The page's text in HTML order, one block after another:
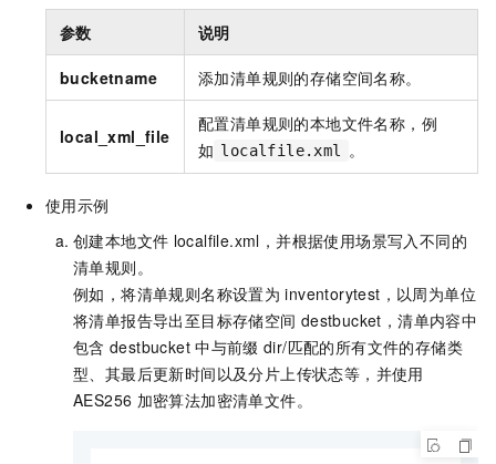
参数 说明
bucketname 添加清单规则的存储空间名称。
local_xml_file
配置清单规则的本地文件名称，例
如 localfile.xml 。
使用示例
创建本地文件 localfile.xml，并根据使用场景写入不同的
清单规则。
例如，将清单规则名称设置为 inventorytest，以周为单位
将清单报告导出至目标存储空间 destbucket，清单内容中
包含 destbucket 中与前缀 dir/匹配的所有文件的存储类
型、其最后更新时间以及分片上传状态等，并使用
AES256 加密算法加密清单文件。